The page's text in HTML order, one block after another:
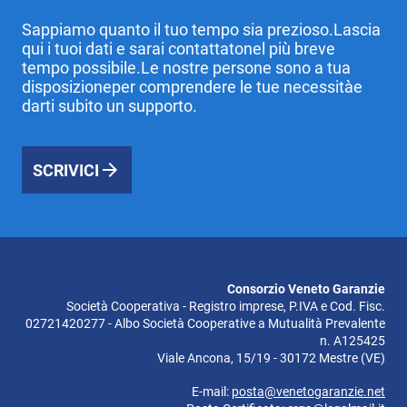
Sappiamo quanto il tuo tempo sia prezioso.Lascia
qui i tuoi dati e sarai contattatonel più breve
tempo possibile.Le nostre persone sono a tua
disposizioneper comprendere le tue necessitàe
darti subito un supporto.
SCRIVICI
Consorzio Veneto Garanzie
Società Cooperativa - Registro imprese, P.IVA e Cod. Fisc.
02721420277 - Albo Società Cooperative a Mutualità Prevalente
n. A125425
Viale Ancona, 15/19 - 30172 Mestre (VE)
E-mail: posta@venetogaranzie.net